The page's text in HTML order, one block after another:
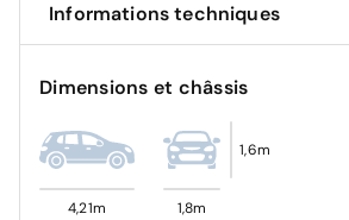
Freinage d'urgence intelligent (AEB)
piéton et cyclistes
Points d'ancrage pour sièges enfants
Système "Chassis Control" :
(contrôle actif de trajectoire) et
(Contrôle actif de l'assiette)
Informations techniques
Dimensions et châssis
4,21m 1,8m
1,6m